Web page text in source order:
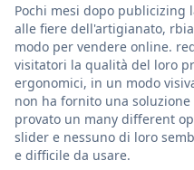
Pochi mesi dopo publicizing
alle fiere dell'artigianato,
modo per vendere online.
visitatori la qualità del loro
ergonomici, in un modo
non ha fornito una
provato un many different
slider e nessuno di loro
e difficile da usare.